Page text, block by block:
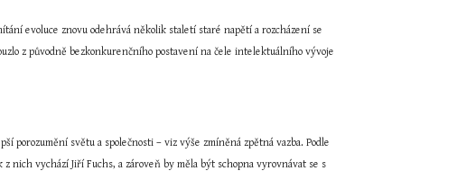
evoluce znovu odehrává několik staletí staré napětí a rozcházení se
z původně bezkonkurenčního postavení na čele intelektuálního vývoje
porozumění světu a společnosti – viz výše zmíněná zpětná vazba. Podle
nich vychází Jiří Fuchs, a zároveň by měla být schopna vyrovnávat se s